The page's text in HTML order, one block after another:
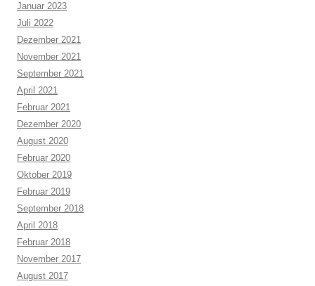
Januar 2023
Juli 2022
Dezember 2021
November 2021
September 2021
April 2021
Februar 2021
Dezember 2020
August 2020
Februar 2020
Oktober 2019
Februar 2019
September 2018
April 2018
Februar 2018
November 2017
August 2017